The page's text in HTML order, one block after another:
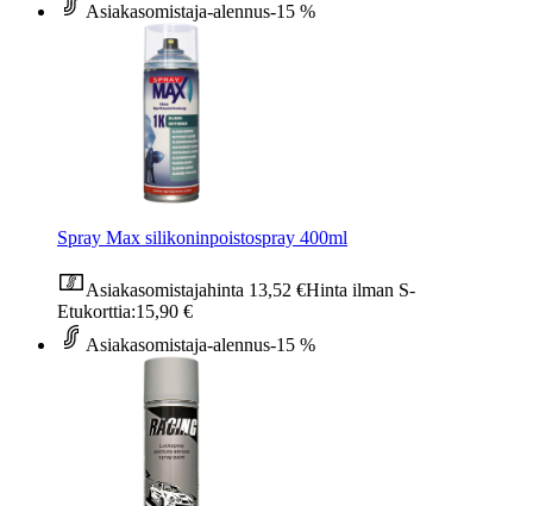
Asiakasomistaja-alennus-15 %
Spray Max silikoninpoistospray 400ml
Asiakasomistajahinta 13,52 €Hinta ilman S-
Etukorttia:15,90 €
Asiakasomistaja-alennus-15 %